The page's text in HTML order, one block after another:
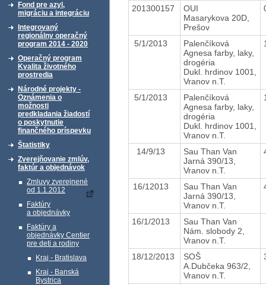
Fond pre azyl,
migráciu a integráciu
Integrovaný
regionálny operačný
program 2014 - 2020
Operačný program
Kvalita životného
prostredia
Národné projekty -
Oznámenia o
možnosti
predkladania žiadostí
o poskytnutie
finančného príspevku
Štatistiky
Zverejňovanie zmlúv,
faktúr a objednávok
Zmluvy zverejnené
od 1.1.2012
Faktúry
a objednávky
Faktúry a
objednávky Centier
pre deti a rodiny
Kraj - Bratislava
Kraj - Banská
Bystrica
201300157
OUI
Masarykova 20D,
Prešov
5/1/2013
Palenčíková
Agnesa farby, laky,
drogéria
Dukl. hrdinov 1001,
Vranov n.T.
5/1/2013
Palenčíková
Agnesa farby, laky,
drogéria
Dukl. hrdinov 1001,
Vranov n.T.
14/9/13
Sau Than Van
Jarná 390/13,
Vranov n.T.
16/12013
Sau Than Van
Jarná 390/13,
Vranov n.T.
16/1/2013
Sau Than Van
Nám. slobody 2,
Vranov n.T.
18/12/2013
SOŠ
A.Dubčeka 963/2,
Vranov n.T.